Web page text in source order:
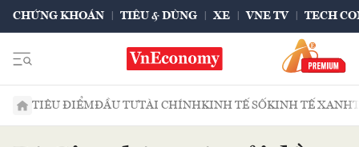
CHỨNG KHOÁN TIÊU & DÙNG XE VNE TV TECH
TIÊU ĐIỂMĐẦU TƯTÀI CHÍNHKINH TẾ SỐKINH TẾ XANH